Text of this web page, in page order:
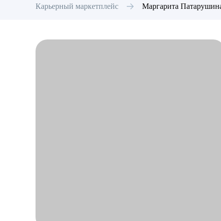
Карьерный маркетплейс Маргарита